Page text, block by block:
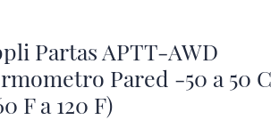
Partas APTT-AWD
Pared -50 a 50 C
F a 120 F)